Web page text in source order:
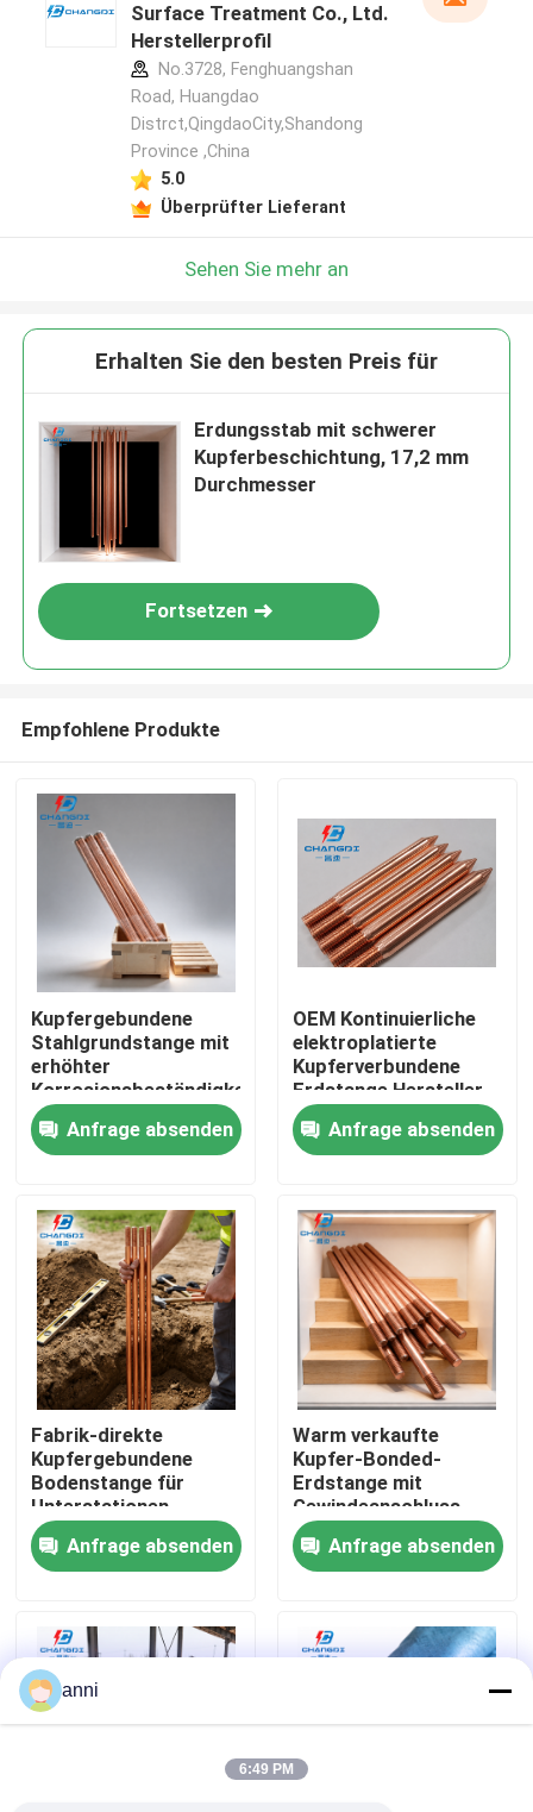
Startseite
Videos
Über uns
Fabrik Tour
Qualitätskontrolle
Kontakt
Nachrichten
Alle Fälle
Surface Treatment Co., Ltd.
Herstellerprofil
No.3728, Fenghuangshan
Road, Huangdao
Distrct,QingdaoCity,Shandong
Province ,China
5.0
Überprüfter Lieferant
Sehen Sie mehr an
Erhalten Sie den besten Preis für
Erdungsstab mit schwerer
Kupferbeschichtung, 17,2 mm
Durchmesser
Fortsetzen
Empfohlene Produkte
Kupfergebundene
Stahlgrundstange mit
erhöhter
Korrosionsbeständigkeit
Anfrage absenden
OEM Kontinuierliche
elektroplatierte
Kupferverbundene
Erdstange Hersteller
Anfrage absenden
Fabrik-direkte
Kupfergebundene
Bodenstange für
Unterstationen
Anfrage absenden
Warm verkaufte
Kupfer-Bonded-
Erdstange mit
Gewindeanschluss
Anfrage absenden
anni
6:49 PM